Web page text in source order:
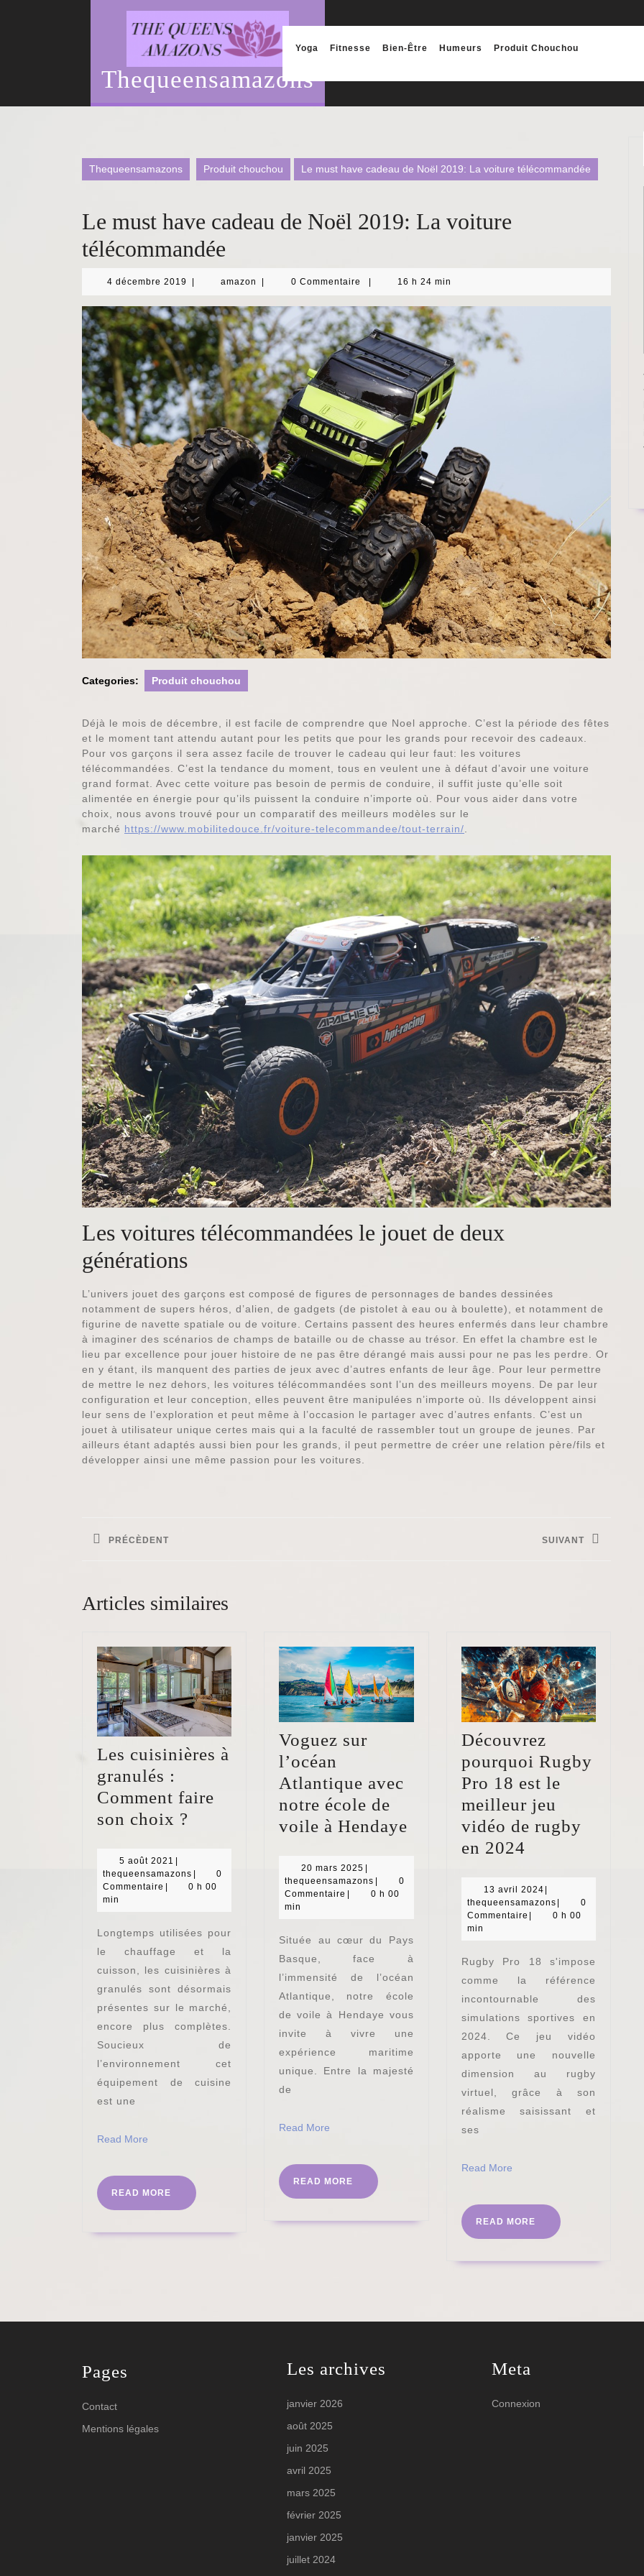
Thequeensamazons
Yoga Fitnesse Bien-Être Humeurs Produit Chouchou
Thequeensamazons Produit chouchou Le must have cadeau de Noël 2019: La voiture télécommandée
Le must have cadeau de Noël 2019: La voiture
télécommandée
4 décembre 2019
2019
amazon amazon0 Commentaire 16 h 24 min
Categories: Produit chouchou
Déjà le mois de décembre, il est facile de comprendre que Noel approche. C’est la période des fêtes
et le moment tant attendu autant pour les petits que pour les grands pour recevoir des cadeaux.
Pour vos garçons il sera assez facile de trouver le cadeau qui leur faut: les voitures
télécommandées. C’est la tendance du moment, tous en veulent une à défaut d’avoir une voiture
grand format. Avec cette voiture pas besoin de permis de conduire, il suffit juste qu’elle soit
alimentée en énergie pour qu’ils puissent la conduire n’importe où. Pour vous aider dans votre
choix, nous avons trouvé pour un comparatif des meilleurs modèles sur le
marché https://www.mobilitedouce.fr/voiture-telecommandee/tout-terrain/
Les voitures télécommandées le jouet de deux
générations
L’univers jouet des garçons est composé de figures de personnages de bandes dessinées
notamment de supers héros, d’alien, de gadgets (de pistolet à eau ou à boulette), et notamment de
figurine de navette spatiale ou de voiture. Certains passent des heures enfermés dans leur chambre
à imaginer des scénarios de champs de bataille ou de chasse au trésor. En effet la chambre est le
lieu par excellence pour jouer histoire de ne pas être dérangé mais aussi pour ne pas les perdre. Or
en y étant, ils manquent des parties de jeux avec d’autres enfants de leur âge. Pour leur permettre
de mettre le nez dehors, les voitures télécommandées sont l’un des meilleurs moyens. De par leur
configuration et leur conception, elles peuvent être manipulées n’importe où. Ils développent ainsi
leur sens de l’exploration et peut même à l’occasion le partager avec d’autres enfants. C’est un
jouet à utilisateur unique certes mais qui a la faculté de rassembler tout un groupe de jeunes. Par
ailleurs étant adaptés aussi bien pour les grands, il peut permettre de créer une relation père/fils et
développer ainsi une même passion pour les voitures.
de
PRÉCÈDENT SUIVANT
Articles similaires
Les cuisinières à
granulés :
Comment faire
son choix ?
granulés
Comment
faire
son
choix
?
5 août 2021 5
août
2021
|
thequeensamazons thequeensamazons
|
0
Commentaire |
0 h 00
min
Longtemps utilisées pour
le chauffage et la
cuisson, les cuisinières à
granulés sont désormais
présentes sur le marché,
encore plus complètes.
Soucieux de
l’environnement cet
équipement de cuisine
est une
Read More
READ MORE
READ
MORE
Voguez sur
l’océan
Atlantique avec
notre école de
voile à Hendaye Voguez
Atlantique
école
de
voile
à
Hendaye
20 mars 2025 20
mars
2025
thequeensamazons thequeensamazons
0
Commentaire
0 h 00
min
Située au cœur du Pays
Basque, face à
l’immensité de l’océan
Atlantique, notre école
de voile à Hendaye vous
invite à vivre une
expérience maritime
unique. Entre la majesté
de
Read More
READ MORE
READ
MORE
Découvrez
pourquoi Rugby
Pro 18 est le
meilleur jeu
vidéo de rugby
en 2024Découvrez
Rugby
Pro
est
le
meilleur
jeu
vidéo
de
rugby
en
13 avril 202413
avril
2024
thequeensamazonsthequeensamazons
0
Commentaire
0 h 00
min
Rugby Pro 18 s'impose
comme la référence
incontournable des
simulations sportives en
2024. Ce jeu vidéo
apporte une nouvelle
dimension au rugby
virtuel, grâce à son
réalisme saisissant et
ses
Read MoreRead
READ MORE
READ
MORE
Pages
Contact
Mentions légales
Les archives
janvier 2026
août 2025
juin 2025
avril 2025
mars 2025
février 2025
janvier 2025
juillet 2024
Meta
Connexion